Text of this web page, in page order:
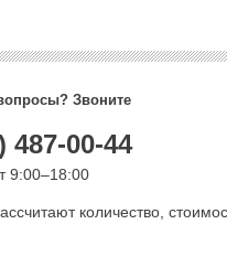
Звоните
487-00-44
9:00–18:00
количество,